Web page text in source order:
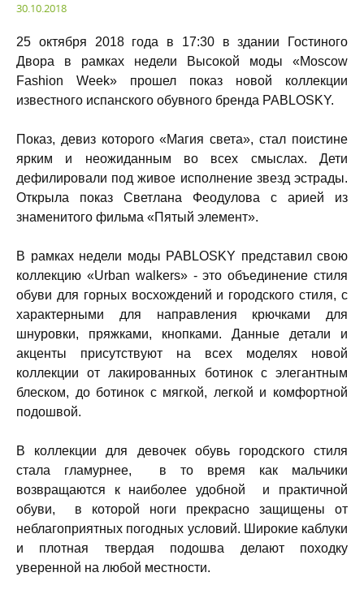
30.10.2018
25 октября 2018 года в 17:30 в здании Гостиного
Двора в рамках недели Высокой моды «Moscow
Fashion Week» прошел показ новой коллекции
известного испанского обувного бренда PABLOSKY.
Показ, девиз которого «Магия света», стал поистине
ярким и неожиданным во всех смыслах. Дети
дефилировали под живое исполнение звезд эстрады.
Открыла показ Светлана Феодулова с арией из
знаменитого фильма «Пятый элемент».
В рамках недели моды PABLOSKY представил свою
коллекцию «Urban walkers» - это объединение стиля
обуви для горных восхождений и городского стиля, с
характерными для направления крючками для
шнуровки, пряжками, кнопками. Данные детали и
акценты присутствуют на всех моделях новой
коллекции от лакированных ботинок с элегантным
блеском, до ботинок с мягкой, легкой и комфортной
подошвой.
В коллекции для девочек обувь городского стиля
стала гламурнее, в то время как мальчики
возвращаются к наиболее удобной и практичной
обуви, в которой ноги прекрасно защищены от
неблагоприятных погодных условий. Широкие каблуки
и плотная твердая подошва делают походку
уверенной на любой местности.